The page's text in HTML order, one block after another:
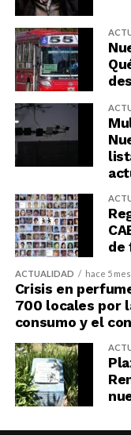
de
ACTUALIDAD hace 5
Crisis en
700 locales por
consumo y el